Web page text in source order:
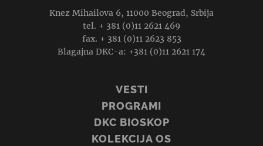
Knez Mihailova 6, 11000 Beograd, Srbija
tel. + 381 (0)11 2621 469
fax. + 381 (0)11 2623 853
Blagajna DKC-a: +381 (0)11 2621 174
VESTI
PROGRAMI
DKC BIOSKOP
KOLEKCIJA OS